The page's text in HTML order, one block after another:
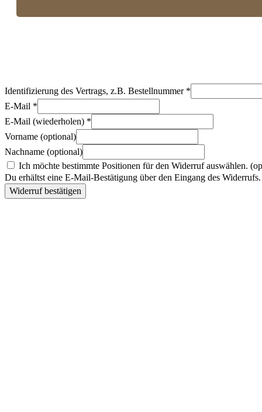
Identifizierung des Vertrags, z.B. Bestellnummer *
E-Mail *
E-Mail (wiederholen) *
Vorname (optional)
Nachname (optional)
Ich möchte bestimmte Positionen für den Widerruf auswählen.
Du erhältst eine E-Mail-Bestätigung über den Eingang des
Widerruf bestätigen